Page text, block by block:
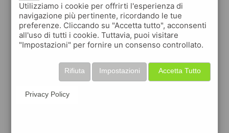
quiinzona è una app
gratuita
che ti aiuta se cerchi 'un'app per
ogni volta che la usi
raccogli punti da convertire inbuoni sconto
Utilizziamo i cookie per offrirti l'esperienza di
navigazione più pertinente, ricordando le tue
preferenze. Cliccando su "Accetta tutto", acconsenti
all'uso di tutti i cookie. Tuttavia, puoi visitare
"Impostazioni" per fornire un consenso controllato.
Accetta Tutto
Impostazioni
Rifiuta
Privacy Policy